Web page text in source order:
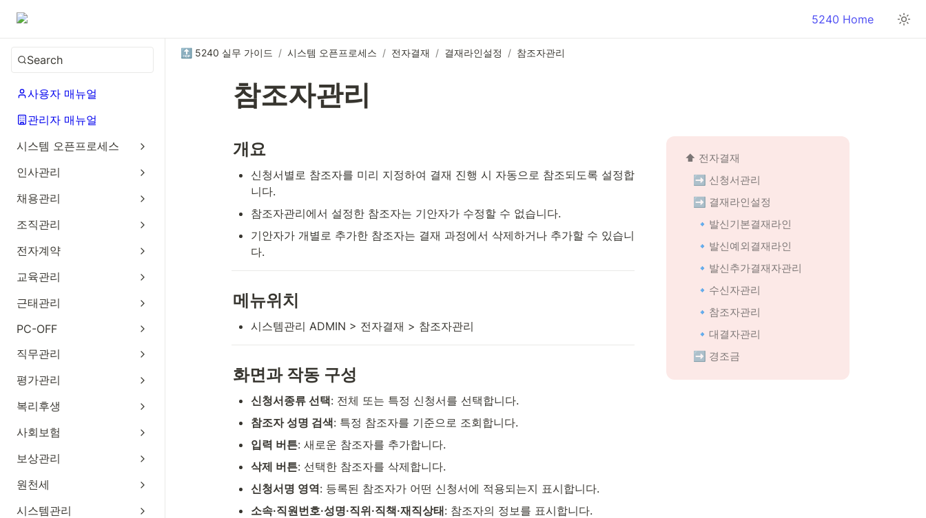
5240 Home
Search
사용자 매뉴얼
관리자 매뉴얼
시스템 오픈프로세스
인사관리
채용관리
조직관리
전자계약
교육관리
근태관리
PC-OFF
직무관리
평가관리
복리후생
사회보험
보상관리
원천세
시스템관리
🔝 5240 실무 가이드 / 시스템 오픈프로세스 / 전자결재 / 결재라인설정 / 참조자관리
참조자관리
개요
신청서별로 참조자를 미리 지정하여 결재 진행 시 자동으로 참조되도록 설정합
니다.
참조자관리에서 설정한 참조자는 기안자가 수정할 수 없습니다.
기안자가 개별로 추가한 참조자는 결재 과정에서 삭제하거나 추가할 수 있습니
다.
메뉴위치
시스템관리 ADMIN > 전자결재 > 참조자관리
화면과 작동 구성
신청서종류 선택: 전체 또는 특정 신청서를 선택합니다.
참조자 성명 검색: 특정 참조자를 기준으로 조회합니다.
입력 버튼: 새로운 참조자를 추가합니다.
삭제 버튼: 선택한 참조자를 삭제합니다.
신청서명 영역: 등록된 참조자가 어떤 신청서에 적용되는지 표시합니다.
소속·직원번호·성명·직위·직책·재직상태: 참조자의 정보를 표시합니다.
⬆️ 전자결재
➡️ 신청서관리
➡️ 결재라인설정
🔹발신기본결재라인
🔹발신예외결재라인
🔹발신추가결재자관리
🔹수신자관리
🔹참조자관리
🔹대결자관리
➡️ 경조금